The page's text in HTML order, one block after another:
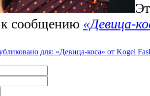
к сообщению «Девица-
для: «Девица-коса» от Kogel